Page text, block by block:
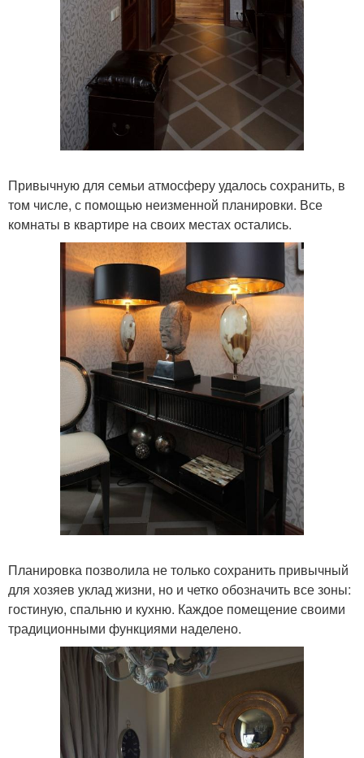
Привычную для семьи атмосферу удалось сохранить, в
том числе, с помощью неизменной планировки. Все
комнаты в квартире на своих местах остались.
Планировка позволила не только сохранить привычный
для хозяев уклад жизни, но и четко обозначить все зоны:
гостиную, спальню и кухню. Каждое помещение своими
традиционными функциями наделено.